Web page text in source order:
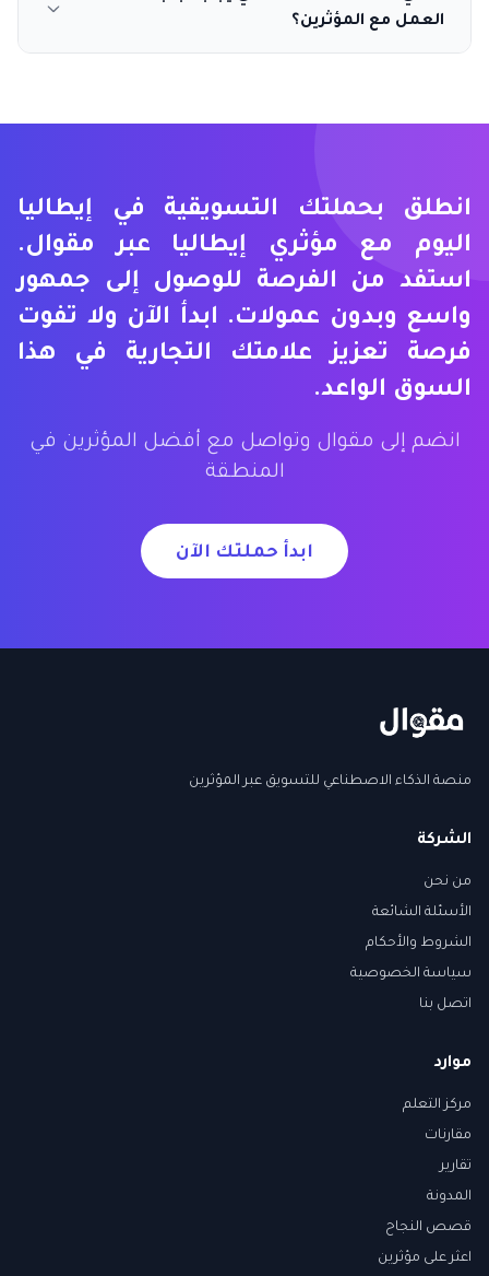
العمل مع المؤثرين؟
انطلق بحملتك التسويقية في إيطاليا
اليوم مع مؤثري إيطاليا عبر مقوال.
استفد من الفرصة للوصول إلى جمهور
واسع وبدون عمولات. ابدأ الآن ولا تفوت
فرصة تعزيز علامتك التجارية في هذا
السوق الواعد.
انضم إلى مقوال وتواصل مع أفضل المؤثرين في
المنطقة
ابدأ حملتك الآن
منصة الذكاء الاصطناعي للتسويق عبر المؤثرين
الشركة
من نحن
الأسئلة الشائعة
الشروط والأحكام
سياسة الخصوصية
اتصل بنا
موارد
مركز التعلم
مقارنات
تقارير
المدونة
قصص النجاح
اعثر على مؤثرين